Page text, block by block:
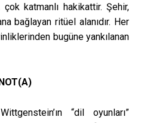
katmanlı hakikattir. Şehir,
bağlayan ritüel alanıdır. Her
bugüne yankılanan
“dil oyunları”